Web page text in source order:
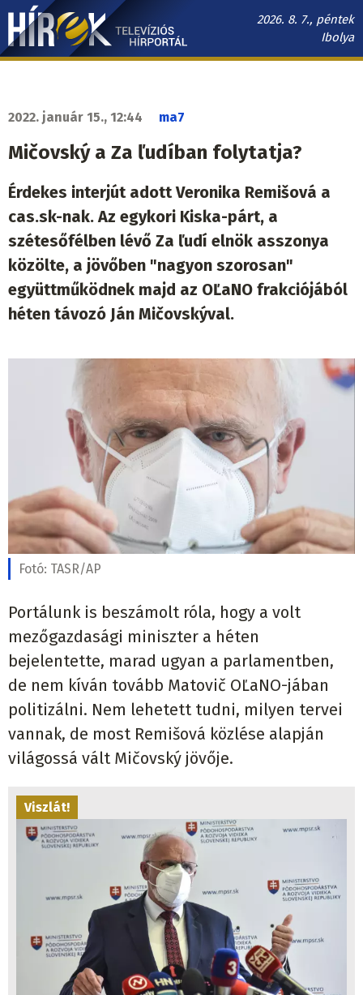
Ugrás
tartalomra
2026. 8. 7., péntek
Ibolya
Hírek.sk
navigáció
2022. január 15., 12:44 ma7
Mičovský a Za ľudíban folytatja?
Érdekes interjút adott Veronika Remišová a
cas.sk-nak. Az egykori Kiska-párt, a
szétesőfélben lévő Za ľudí elnök asszonya
közölte, a jövőben "nagyon szorosan"
együttműködnek majd az OĽaNO frakciójából
héten távozó Ján Mičovskýval.
Fotó: TASR/AP
Portálunk is beszámolt róla, hogy a volt
mezőgazdasági miniszter a héten
bejelentette, marad ugyan a parlamentben,
de nem kíván tovább Matovič OĽaNO-jában
politizálni. Nem lehetett tudni, milyen tervei
vannak, de most Remišová közlése alapján
világossá vált Mičovský jövője.
Viszlát!